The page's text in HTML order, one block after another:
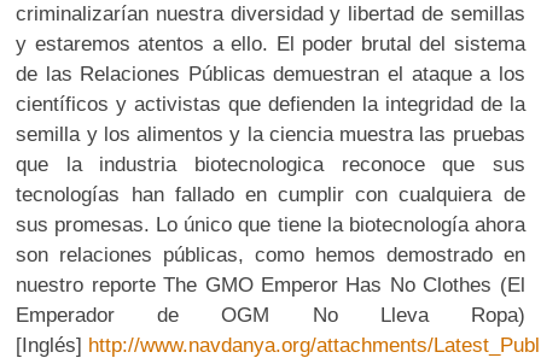
criminalizarían nuestra diversidad y libertad de semillas
y estaremos atentos a ello. El poder brutal del sistema
de las Relaciones Públicas demuestran el ataque a los
científicos y activistas que defienden la integridad de la
semilla y los alimentos y la ciencia muestra las pruebas
que la industria biotecnologica reconoce que sus
tecnologías han fallado en cumplir con cualquiera de
sus promesas. Lo único que tiene la biotecnología ahora
son relaciones públicas, como hemos demostrado en
nuestro reporte The GMO Emperor Has No Clothes (El
Emperador de OGM No Lleva Ropa)
[Inglés] http://www.navdanya.org/attachments/